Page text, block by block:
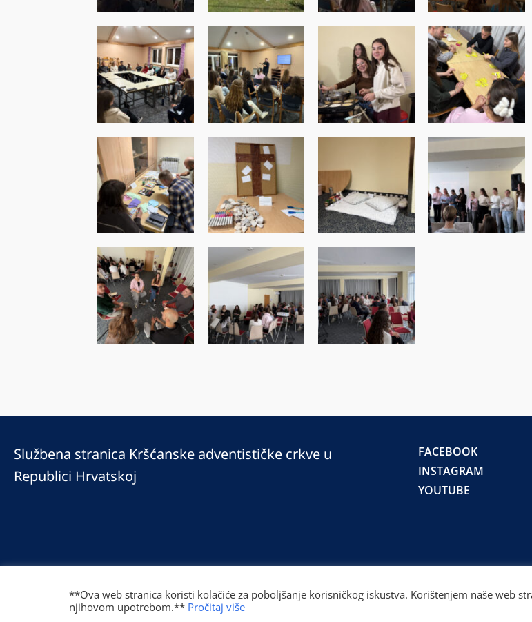
Službena stranica Kršćanske adventističke crkve u
Republici Hrvatskoj
Prilaz Gjure Deželića 77 Zagreb 10000 Hrvatska 01 236 1900
FACEBOOK
INSTAGRAM
YOUTUBE
**Ova web stranica koristi kolačiće za poboljšanje korisničkog iskustva. Korištenjem naše web
njihovom upotrebom.** Pročitaj više